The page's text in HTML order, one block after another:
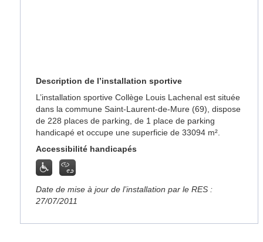
Description de l’installation sportive
L’installation sportive Collège Louis Lachenal est située
dans la commune Saint-Laurent-de-Mure (69), dispose
de 228 places de parking, de 1 place de parking
handicapé et occupe une superficie de 33094 m².
Accessibilité handicapés
Date de mise à jour de l’installation par le RES :
27/07/2011